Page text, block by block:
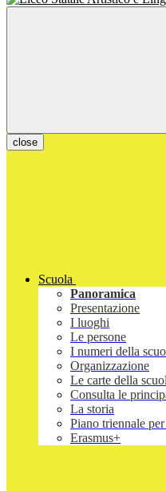
close
Scuola
Panoramica
Presentazione
I luoghi
Le persone
I numeri della
Organizzazione
Le carte della
Consulta le
La storia
Piano triennale
Erasmus+